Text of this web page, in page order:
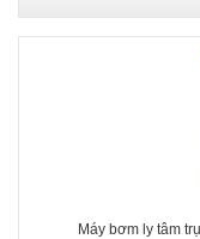
Máy bơm ly tâm